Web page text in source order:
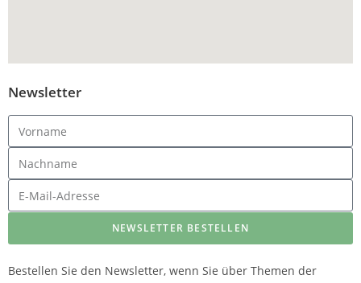
Newsletter
NEWSLETTER BESTELLEN
Bestellen Sie den Newsletter, wenn Sie über Themen der